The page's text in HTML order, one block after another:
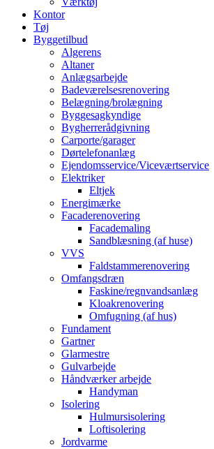
Kontor
Tøj
Byggetilbud
Algerens
Altaner
Anlægsarbejde
Badeværelsesrenovering
Belægning/brolægning
Byggesagkyndige
Bygherrerådgivning
Carporte/garager
Dørtelefonanlæg
Ejendomsservice/Viceværtservice
Elektriker
Eltjek
Energimærke
Facaderenovering
Facademaling
Sandblæsning (af huse)
VVS
Faldstammerenovering
Omfangsdræn
Faskine/regnvandsanlæg
Kloakrenovering
Omfugning (af hus)
Fundament
Gartner
Glarmestre
Gulvarbejde
Håndværker arbejde
Handyman
Isolering
Hulmursisolering
Loftisolering
Jordvarme